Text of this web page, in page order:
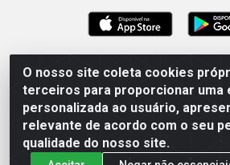
O nosso site coleta cookies
terceiros para proporcionar uma
personalizada ao usuário,
relevante de acordo com o seu
qualidade do nosso site.
Esperança Nordeste - Rua Professor
Estância - Recife / PE CEP:
03.666.136/0001-23